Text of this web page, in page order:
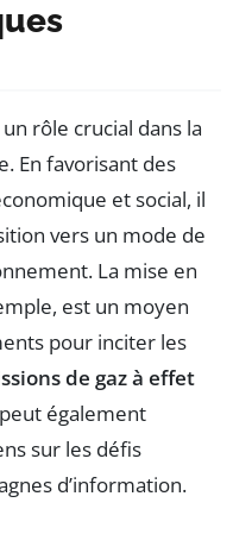
rôle crucial dans la
En favorisant des
et social, il
vers un mode de
La mise en
est un moyen
pour inciter les
de gaz à effet
également
sur les défis
d’information.